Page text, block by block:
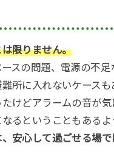
限りません。
スの問題、電源の不足
所に入れないケースも
けどアラームの音が気
るということもあるよ
安心して過ごせる場